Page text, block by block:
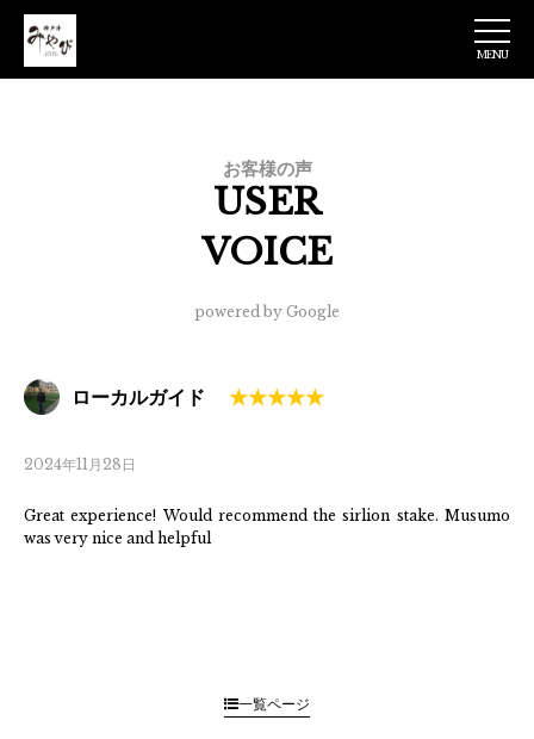
神戸牛みやび 日
MENU
お客様の声
USER
VOICE
powered by Google
ローカルガイド
2024年11月28日
Great experience! Would recommend the sirlion stake. Musumo
was very nice and helpful
一覧ページ